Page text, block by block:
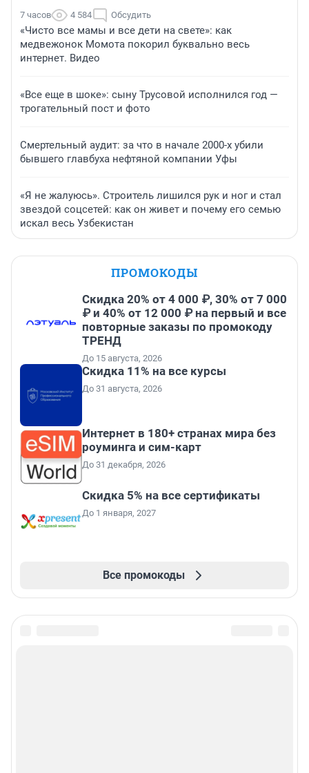
7 часов 4 584 Обсудить
«Чисто все мамы и все дети на свете»: как
медвежонок Момота покорил буквально весь
интернет. Видео
«Все еще в шоке»: сыну Трусовой исполнился год —
трогательный пост и фото
Смертельный аудит: за что в начале 2000-х убили
бывшего главбуха нефтяной компании Уфы
«Я не жалуюсь». Строитель лишился рук и ног и стал
звездой соцсетей: как он живет и почему его семью
искал весь Узбекистан
ПРОМОКОДЫ
Скидка 20% от 4 000 ₽, 30% от 7 000
₽ и 40% от 12 000 ₽ на первый и все
повторные заказы по промокоду
ТРЕНД
До 15 августа, 2026
Скидка 11% на все курсы
До 31 августа, 2026
Интернет в 180+ странах мира без
роуминга и сим-карт
До 31 декабря, 2026
Скидка 5% на все сертификаты
До 1 января, 2027
Все промокоды